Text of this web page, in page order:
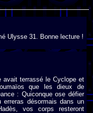
Ulysse 31. Bonne lecture !
avait terrassé le Cyclope et
que les dieux de
: Quiconque ose défier
désormais dans un
vos corps resteront